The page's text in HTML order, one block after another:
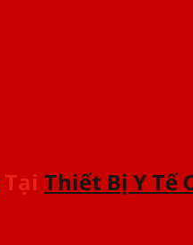
Tại Thiết Bị Y Tế